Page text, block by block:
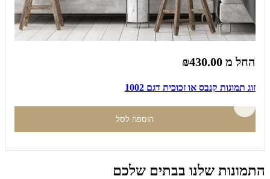
החל מ ₪430.00
זוג תמונות קנבס או זכוכית דגם 1002
הוספה לסל
התמונות שלנו בבתים שלכם